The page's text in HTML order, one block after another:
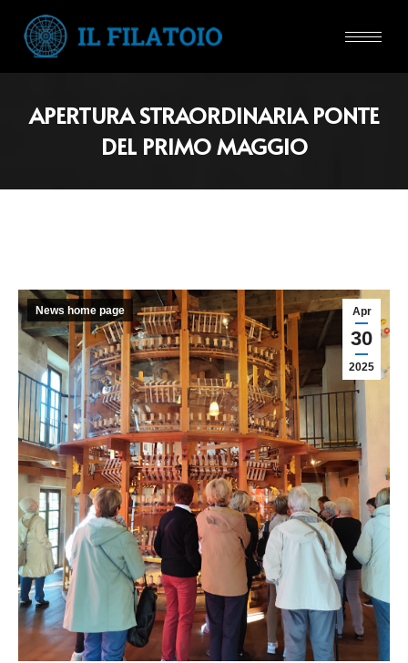
APERTURA STRAORDINARIA PONTE
DEL PRIMO MAGGIO
Apr
30
2025
News home page